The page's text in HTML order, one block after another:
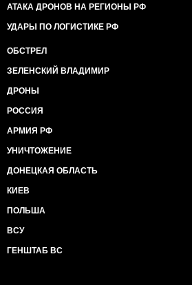
АТАКА ДРОНОВ НА РЕГИОНЫ РФ
УДАРЫ ПО ЛОГИСТИКЕ РФ
ОБСТРЕЛ
ЗЕЛЕНСКИЙ ВЛАДИМИР
ДРОНЫ
РОССИЯ
АРМИЯ РФ
УНИЧТОЖЕНИЕ
ДОНЕЦКАЯ ОБЛАСТЬ
КИЕВ
ПОЛЬША
ВСУ
ГЕНШТАБ ВС